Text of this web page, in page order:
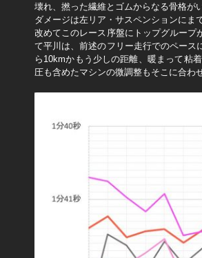
壊れ、撚った繊維とゴムからなる骨格が
ダメージは左リア・サスペンションにま
改めてこのレース序盤にトップグループ
て平川は、前述のフリー走行でのペー
ら10kmかもう少しの距離、暖まって粘
圧も含めたマシンの微調整もそこに合わ